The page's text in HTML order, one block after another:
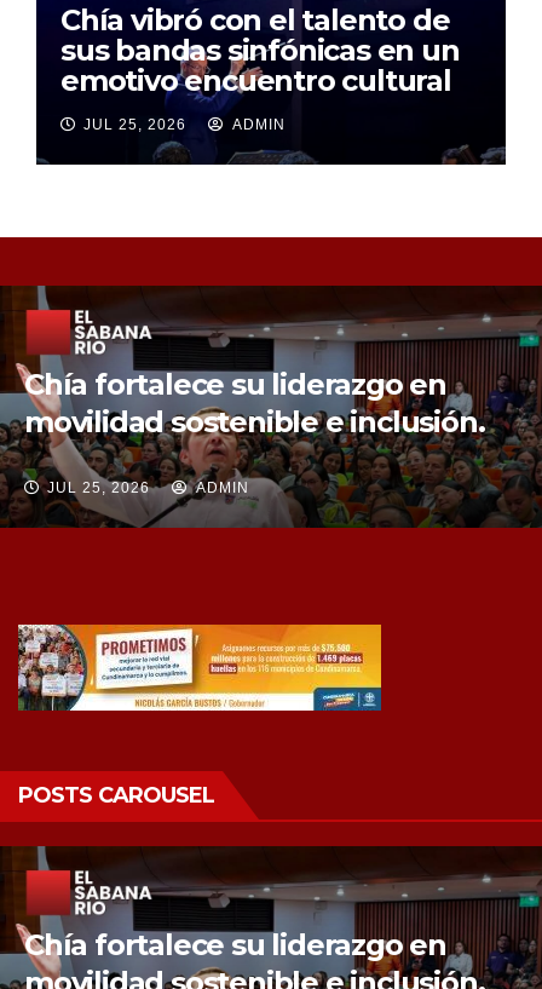
Chía vibró con el talento de
sus bandas sinfónicas en un
emotivo encuentro cultural
JUL 25, 2026 ADMIN
Chía fortalece la protección de sus
fuentes hídricas con la compra de
tres nuevos predios
JUL 25, 2026 ADMIN
POSTS CAROUSEL
Chía fortalece la protección de sus
fuentes hídricas con la compra de